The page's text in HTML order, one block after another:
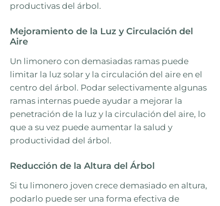
productivas del árbol.
Mejoramiento de la Luz y Circulación del
Aire
Un limonero con demasiadas ramas puede
limitar la luz solar y la circulación del aire en el
centro del árbol. Podar selectivamente algunas
ramas internas puede ayudar a mejorar la
penetración de la luz y la circulación del aire, lo
que a su vez puede aumentar la salud y
productividad del árbol.
Reducción de la Altura del Árbol
Si tu limonero joven crece demasiado en altura,
podarlo puede ser una forma efectiva de